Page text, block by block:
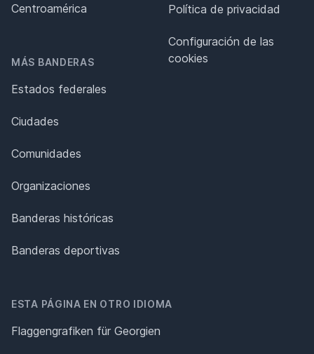
Centroamérica
MÁS BANDERAS
Estados federales
Ciudades
Comunidades
Organizaciones
Banderas históricas
Banderas deportivas
Política de privacidad
Configuración de las
cookies
ESTA PÁGINA EN OTRO IDIOMA
Flaggengrafiken für Georgien